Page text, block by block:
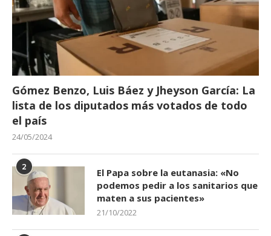
Gómez Benzo, Luis Báez y Jheyson García: La
lista de los diputados más votados de todo
el país
24/05/2024
2
El Papa sobre la eutanasia: «No
podemos pedir a los sanitarios que
maten a sus pacientes»
21/10/2022